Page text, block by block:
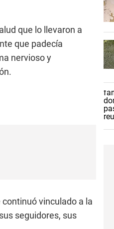
que lo llevaron a
que padecía
nervioso y
vinculado a la
seguidores, sus